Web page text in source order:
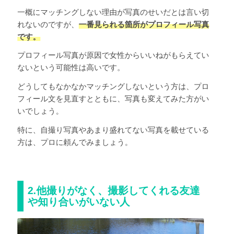
一概にマッチングしない理由が写真のせいだとは言い切
れないのですが、 一番見られる箇所がプロフィール写真
です。
プロフィール写真が原因で女性からいいねがもらえてい
ないという可能性は高いです。
どうしてもなかなかマッチングしないという方は、プロ
フィール文を見直すとともに、写真も変えてみた方がい
いでしょう。
特に、自撮り写真やあまり盛れてない写真を載せている
方は、プロに頼んでみましょう。
2.他撮りがなく、撮影してくれる友達
や知り合いがいない人